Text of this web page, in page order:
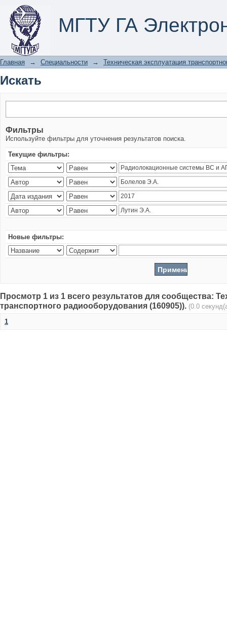
МГТУ ГА
Искать
Главная → Специальности → Техническая эксплуатация
Искать
Фильтры
Используйте фильтры для уточнения результатов поиска.
Текущие фильтры:
Новые фильтры:
Просмотр 1 из 1 всего результатов для сообщества:
транспортного радиооборудования (160905)). (0.0
1